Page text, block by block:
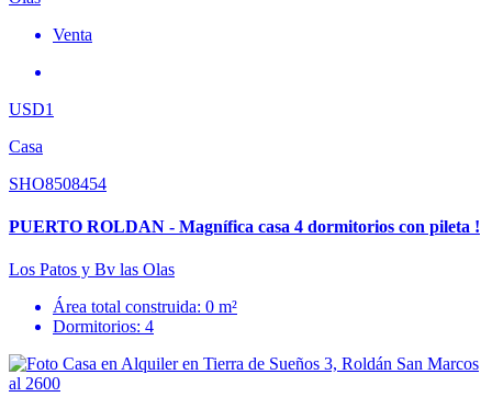
Venta
USD1
Casa
SHO8508454
PUERTO ROLDAN - Magnífica casa 4 dormitorios con pileta !
Los Patos y Bv las Olas
Área total construida: 0 m²
Dormitorios: 4